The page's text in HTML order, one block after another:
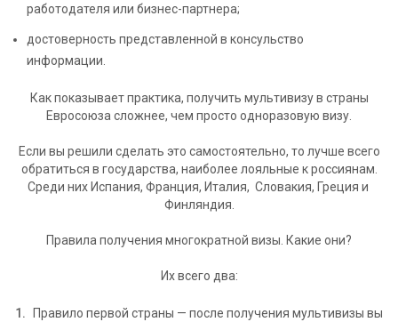
работодателя или бизнес-партнера;
достоверность представленной в консульство
информации.
Как показывает практика, получить мультивизу в страны
Евросоюза сложнее, чем просто одноразовую визу.
Если вы решили сделать это самостоятельно, то лучше всего
обратиться в государства, наиболее лояльные к россиянам.
Среди них Испания, Франция, Италия, Словакия, Греция и
Финляндия.
Правила получения многократной визы. Какие они?
Их всего два:
Правило первой страны — после получения мультивизы вы